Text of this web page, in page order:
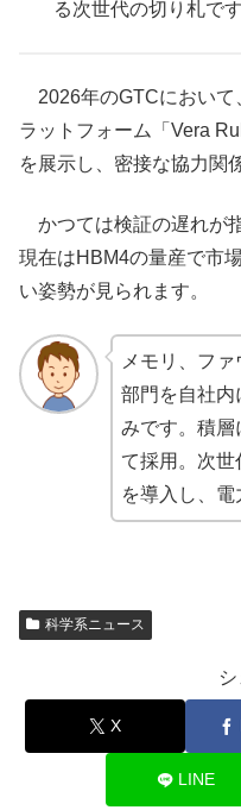
る次世代の切り札です
2026年のGTCにおいて
ラットフォーム「Vera
を展示し、密接な協力関
かつては検証の遅れが
現在はHBM4の量産で市
い姿勢が見られます。
メモリ、フ
部門を自社内
みです。積層
て採用。次
を導入し、電
科学系ニュース
X
LINE